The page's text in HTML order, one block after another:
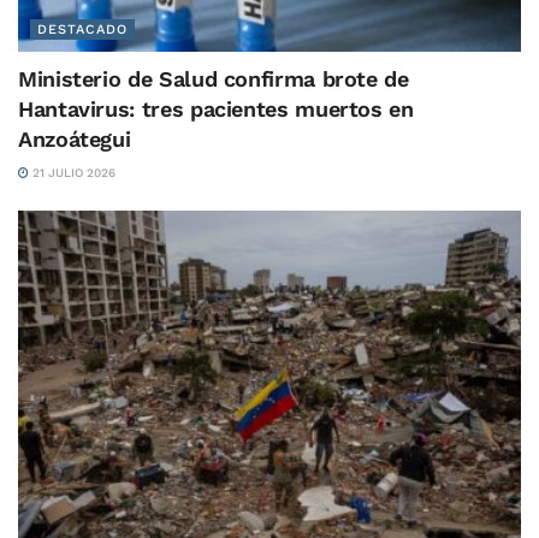
DESTACADO
Ministerio de Salud confirma brote de
Hantavirus: tres pacientes muertos en
Anzoátegui
21 JULIO 2026